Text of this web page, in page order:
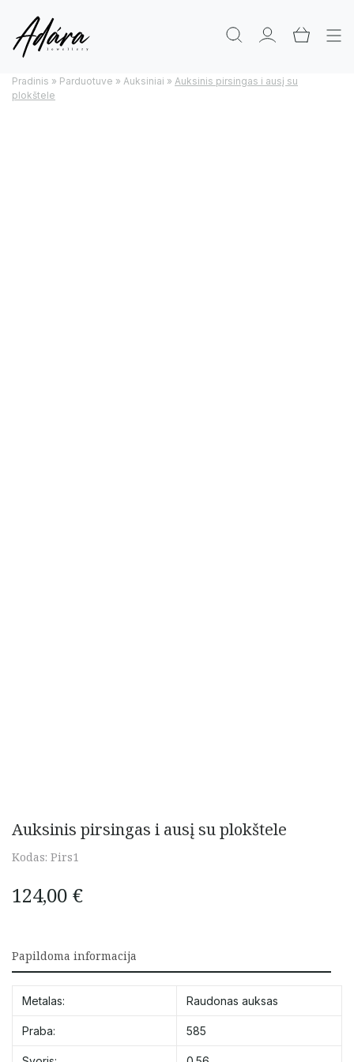
Pradinis » Parduotuve » Auksiniai » Auksinis pirsingas i ausį su
plokštele
Auksinis pirsingas i ausį su plokštele
Kodas: Pirs1
124,00 €
Papildoma informacija
Metalas: Raudonas auksas
Praba: 585